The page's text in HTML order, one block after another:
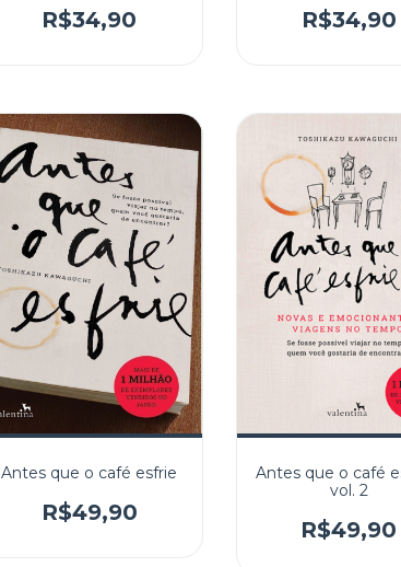
R$34,90 R$34,90
Antes que o café esfrie
R$49,90
Antes que o café
vol. 2
R$49,90